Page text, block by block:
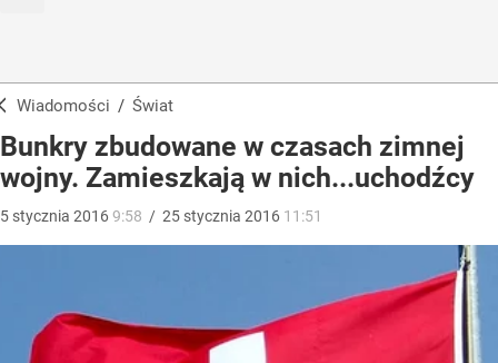
Wiadomości / Świat
Bunkry zbudowane w czasach zimnej
wojny. Zamieszkają w nich...uchodźcy
5 stycznia 20169:58 / 25 stycznia 2016 11:51